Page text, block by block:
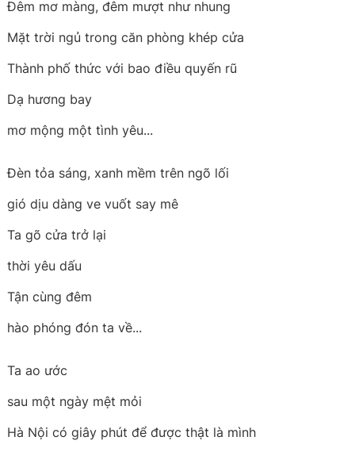
Đêm mơ màng, đêm mượt như nhung
Mặt trời ngủ trong căn phòng khép cửa
Thành phố thức với bao điều quyến rũ
Dạ hương bay
mơ mộng một tình yêu...
Đèn tỏa sáng, xanh mềm trên ngõ lối
gió dịu dàng ve vuốt say mê
Ta gõ cửa trở lại
thời yêu dấu
Tận cùng đêm
hào phóng đón ta về...
Ta ao ước
sau một ngày mệt mỏi
Hà Nội có giây phút để được thật là mình